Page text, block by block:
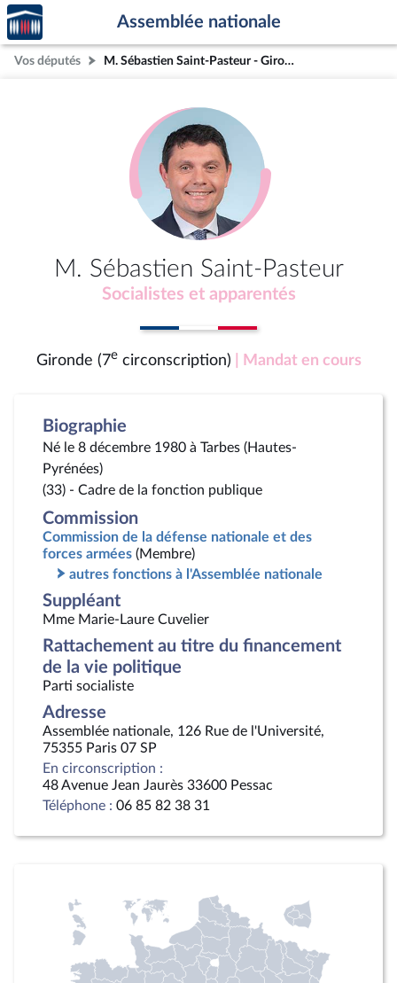
Aller au contenu
Aller en bas de la page
Accèder
à la
page
d'accueil
Assemblée nationale
Vos députés M. Sébastien Saint-Pasteur - Gironde (7e circonscription)
M. Sébastien Saint-Pasteur
Socialistes et apparentés
Gironde (7ecirconscription) | Mandat en cours
Biographie
Né le 8 décembre 1980 à Tarbes (Hautes-
Pyrénées)
(33) - Cadre de la fonction publique
Commission
Commission de la défense nationale et des
forces armées (Membre)
autres fonctions à l'Assemblée nationale
Suppléant
Mme Marie-Laure Cuvelier
Rattachement au titre du financement
de la vie politique
Parti socialiste
Adresse
Assemblée nationale, 126 Rue de l'Université,
75355 Paris 07 SP
En circonscription :
48 Avenue Jean Jaurès 33600 Pessac
Téléphone : 06 85 82 38 31